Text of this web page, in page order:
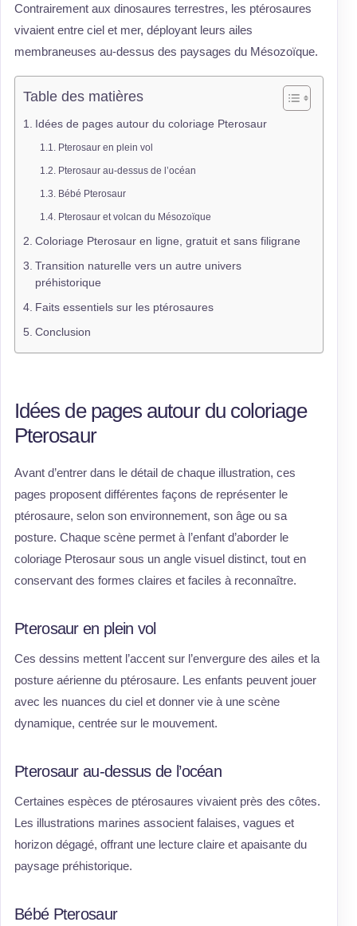
Contrairement aux dinosaures terrestres, les ptérosaures
vivaient entre ciel et mer, déployant leurs ailes
membraneuses au-dessus des paysages du Mésozoïque.
Table des matières
Idées de pages autour du coloriage Pterosaur
Pterosaur en plein vol
Pterosaur au-dessus de l’océan
Bébé Pterosaur
Pterosaur et volcan du Mésozoïque
Coloriage Pterosaur en ligne, gratuit et sans filigrane
Transition naturelle vers un autre univers
préhistorique
Faits essentiels sur les ptérosaures
Conclusion
Idées de pages autour du coloriage
Pterosaur
Avant d’entrer dans le détail de chaque illustration, ces
pages proposent différentes façons de représenter le
ptérosaure, selon son environnement, son âge ou sa
posture. Chaque scène permet à l’enfant d’aborder le
coloriage Pterosaur sous un angle visuel distinct, tout en
conservant des formes claires et faciles à reconnaître.
Pterosaur en plein vol
Ces dessins mettent l’accent sur l’envergure des ailes et la
posture aérienne du ptérosaure. Les enfants peuvent jouer
avec les nuances du ciel et donner vie à une scène
dynamique, centrée sur le mouvement.
Pterosaur au-dessus de l’océan
Certaines espèces de ptérosaures vivaient près des côtes.
Les illustrations marines associent falaises, vagues et
horizon dégagé, offrant une lecture claire et apaisante du
paysage préhistorique.
Bébé Pterosaur